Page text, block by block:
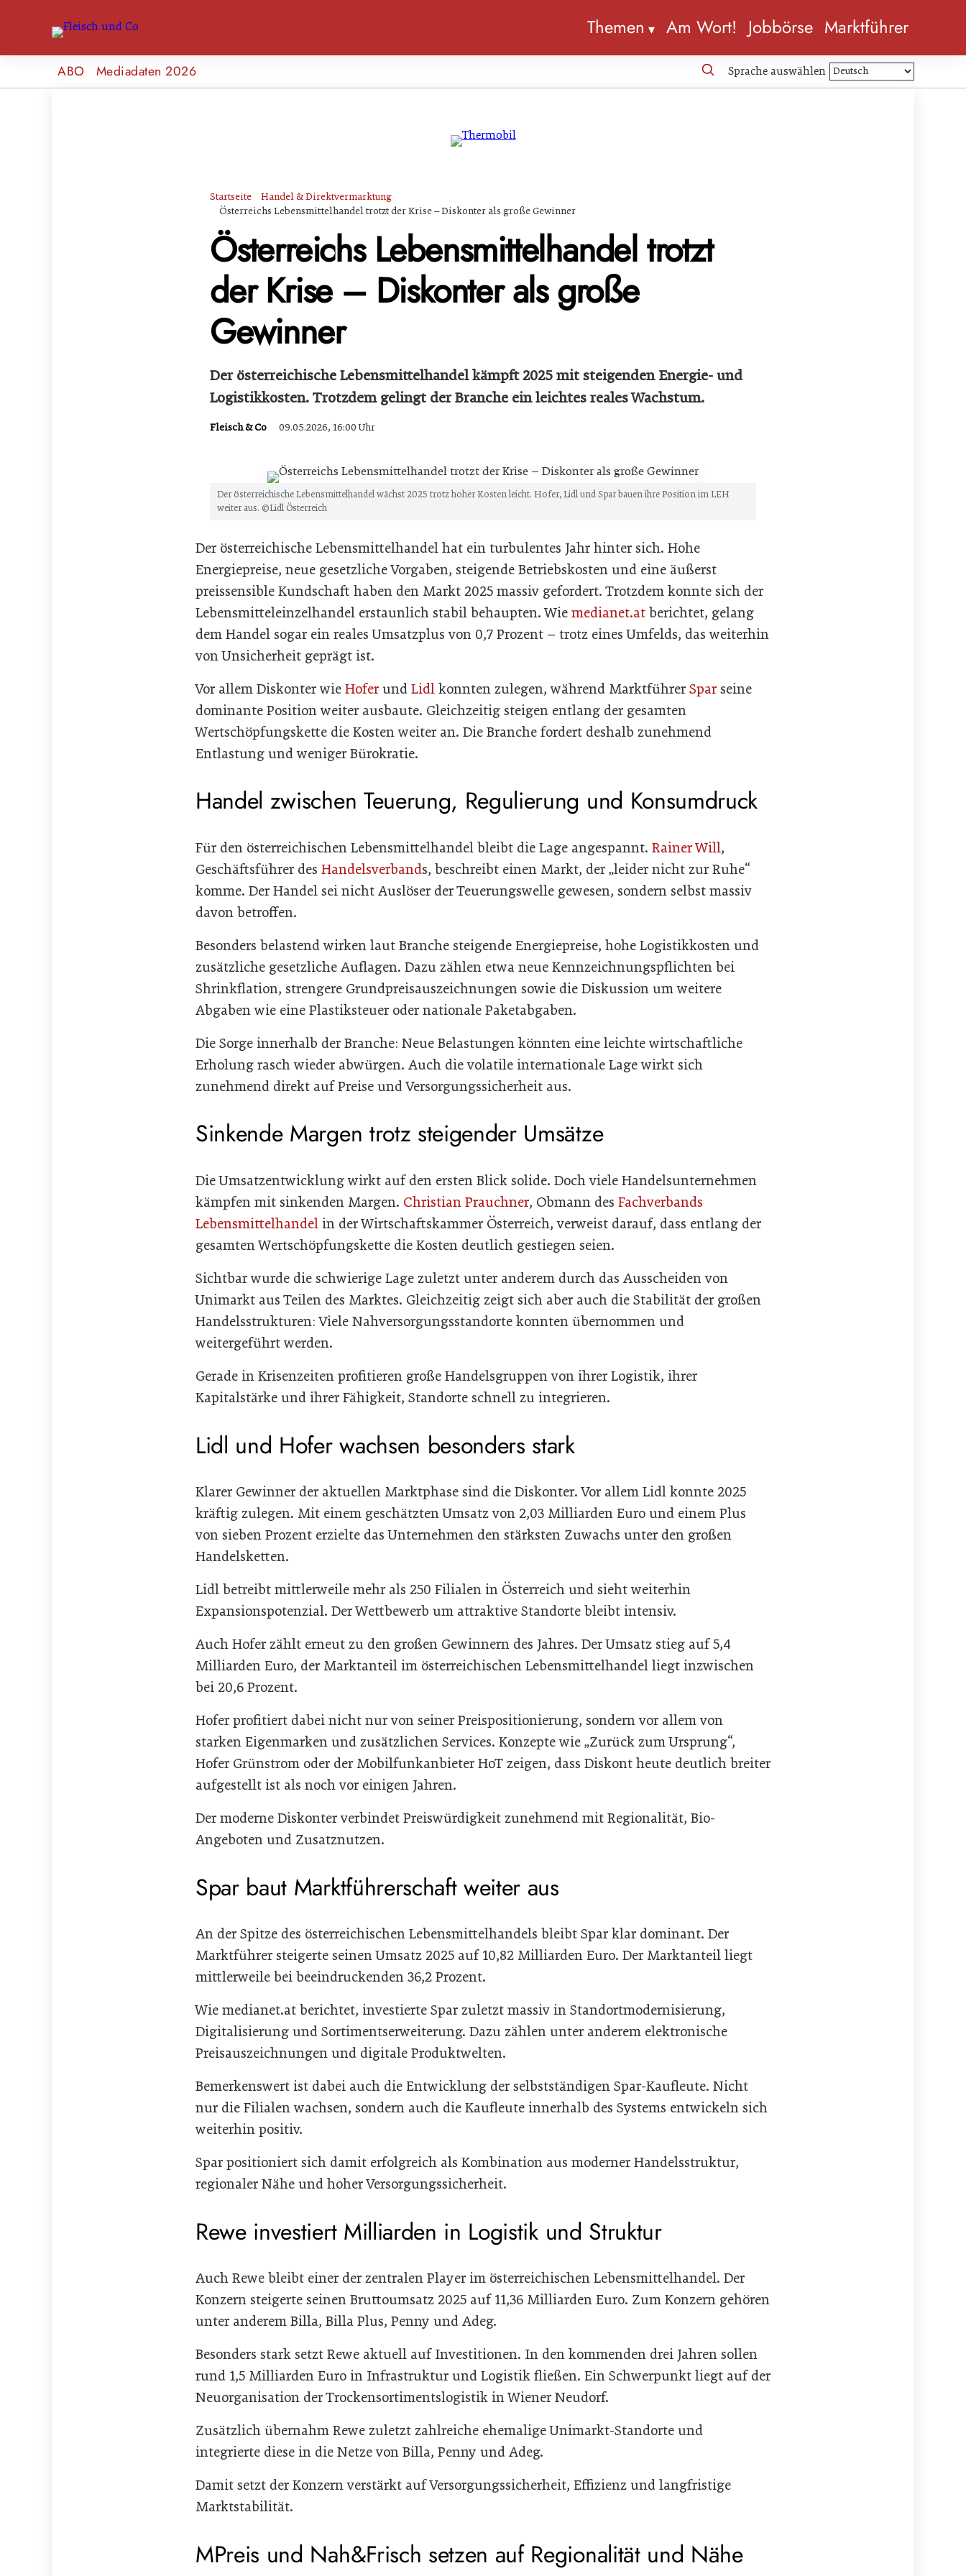
Themen Am Wort! Jobbörse Marktführer
ABO Mediadaten 2026 Sprache auswählen
Startseite
Handel & Direktvermarktung
Österreichs Lebensmittelhandel trotzt der Krise – Diskonter als große Gewinner
Österreichs Lebensmittelhandel trotzt
der Krise – Diskonter als große
Gewinner
Der österreichische Lebensmittelhandel kämpft 2025 mit steigenden Energie- und
Logistikkosten. Trotzdem gelingt der Branche ein leichtes reales Wachstum.
Fleisch & Co 09.05.2026, 16:00 Uhr
Der österreichische Lebensmittelhandel wächst 2025 trotz hoher Kosten leicht. Hofer, Lidl und Spar bauen ihre Position im LEH
weiter aus. ©Lidl Österreich
Der österreichische Lebensmittelhandel hat ein turbulentes Jahr hinter sich. Hohe
Energiepreise, neue gesetzliche Vorgaben, steigende Betriebskosten und eine äußerst
preissensible Kundschaft haben den Markt 2025 massiv gefordert. Trotzdem konnte sich der
Lebensmitteleinzelhandel erstaunlich stabil behaupten. Wie medianet.at berichtet, gelang
dem Handel sogar ein reales Umsatzplus von 0,7 Prozent – trotz eines Umfelds, das weiterhin
von Unsicherheit geprägt ist.
Vor allem Diskonter wie Hoferund Lidl konnten zulegen, während Marktführer Sparseine
dominante Position weiter ausbaute. Gleichzeitig steigen entlang der gesamten
Wertschöpfungskette die Kosten weiter an. Die Branche fordert deshalb zunehmend
Entlastung und weniger Bürokratie.
Handel zwischen Teuerung, Regulierung und Konsumdruck
Für den österreichischen Lebensmittelhandel bleibt die Lage angespannt. Rainer Will,
Geschäftsführer des Handelsverbands, beschreibt einen Markt, der „leider nicht zur Ruhe“
komme. Der Handel sei nicht Auslöser der Teuerungswelle gewesen, sondern selbst massiv
davon betroffen.
Besonders belastend wirken laut Branche steigende Energiepreise, hohe Logistikkosten und
zusätzliche gesetzliche Auflagen. Dazu zählen etwa neue Kennzeichnungspflichten bei
Shrinkflation, strengere Grundpreisauszeichnungen sowie die Diskussion um weitere
Abgaben wie eine Plastiksteuer oder nationale Paketabgaben.
Die Sorge innerhalb der Branche: Neue Belastungen könnten eine leichte wirtschaftliche
Erholung rasch wieder abwürgen. Auch die volatile internationale Lage wirkt sich
zunehmend direkt auf Preise und Versorgungssicherheit aus.
Sinkende Margen trotz steigender Umsätze
Die Umsatzentwicklung wirkt auf den ersten Blick solide. Doch viele Handelsunternehmen
kämpfen mit sinkenden Margen. Christian Prauchner, Obmann des Fachverbands
Lebensmittelhandel in der Wirtschaftskammer Österreich, verweist darauf, dass entlang der
gesamten Wertschöpfungskette die Kosten deutlich gestiegen seien.
Sichtbar wurde die schwierige Lage zuletzt unter anderem durch das Ausscheiden von
Unimarkt aus Teilen des Marktes. Gleichzeitig zeigt sich aber auch die Stabilität der großen
Handelsstrukturen: Viele Nahversorgungsstandorte konnten übernommen und
weitergeführt werden.
Gerade in Krisenzeiten profitieren große Handelsgruppen von ihrer Logistik, ihrer
Kapitalstärke und ihrer Fähigkeit, Standorte schnell zu integrieren.
Lidl und Hofer wachsen besonders stark
Klarer Gewinner der aktuellen Marktphase sind die Diskonter. Vor allem Lidl konnte 2025
kräftig zulegen. Mit einem geschätzten Umsatz von 2,03 Milliarden Euro und einem Plus
von sieben Prozent erzielte das Unternehmen den stärksten Zuwachs unter den großen
Handelsketten.
Lidl betreibt mittlerweile mehr als 250 Filialen in Österreich und sieht weiterhin
Expansionspotenzial. Der Wettbewerb um attraktive Standorte bleibt intensiv.
Auch Hofer zählt erneut zu den großen Gewinnern des Jahres. Der Umsatz stieg auf 5,4
Milliarden Euro, der Marktanteil im österreichischen Lebensmittelhandel liegt inzwischen
bei 20,6 Prozent.
Hofer profitiert dabei nicht nur von seiner Preispositionierung, sondern vor allem von
starken Eigenmarken und zusätzlichen Services. Konzepte wie „Zurück zum Ursprung“,
Hofer Grünstrom oder der Mobilfunkanbieter HoT zeigen, dass Diskont heute deutlich breiter
aufgestellt ist als noch vor einigen Jahren.
Der moderne Diskonter verbindet Preiswürdigkeit zunehmend mit Regionalität, Bio-
Angeboten und Zusatznutzen.
Spar baut Marktführerschaft weiter aus
An der Spitze des österreichischen Lebensmittelhandels bleibt Spar klar dominant. Der
Marktführer steigerte seinen Umsatz 2025 auf 10,82 Milliarden Euro. Der Marktanteil liegt
mittlerweile bei beeindruckenden 36,2 Prozent.
Wie medianet.at berichtet, investierte Spar zuletzt massiv in Standortmodernisierung,
Digitalisierung und Sortimentserweiterung. Dazu zählen unter anderem elektronische
Preisauszeichnungen und digitale Produktwelten.
Bemerkenswert ist dabei auch die Entwicklung der selbstständigen Spar-Kaufleute. Nicht
nur die Filialen wachsen, sondern auch die Kaufleute innerhalb des Systems entwickeln sich
weiterhin positiv.
Spar positioniert sich damit erfolgreich als Kombination aus moderner Handelsstruktur,
regionaler Nähe und hoher Versorgungssicherheit.
Rewe investiert Milliarden in Logistik und Struktur
Auch Rewe bleibt einer der zentralen Player im österreichischen Lebensmittelhandel. Der
Konzern steigerte seinen Bruttoumsatz 2025 auf 11,36 Milliarden Euro. Zum Konzern gehören
unter anderem Billa, Billa Plus, Penny und Adeg.
Besonders stark setzt Rewe aktuell auf Investitionen. In den kommenden drei Jahren sollen
rund 1,5 Milliarden Euro in Infrastruktur und Logistik fließen. Ein Schwerpunkt liegt auf der
Neuorganisation der Trockensortimentslogistik in Wiener Neudorf.
Zusätzlich übernahm Rewe zuletzt zahlreiche ehemalige Unimarkt-Standorte und
integrierte diese in die Netze von Billa, Penny und Adeg.
Damit setzt der Konzern verstärkt auf Versorgungssicherheit, Effizienz und langfristige
Marktstabilität.
MPreis und Nah&Frisch setzen auf Regionalität und Nähe